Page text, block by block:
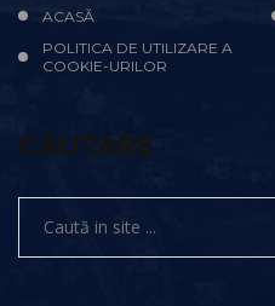
ACASĂ
POLITICA DE UTILIZARE A
COOKIE-URILOR
CĂUTARE